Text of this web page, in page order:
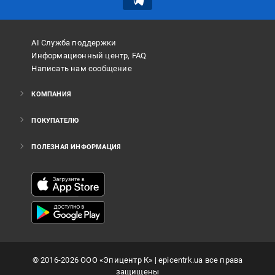
AI Служба поддержки
Информационный центр, FAQ
Написать нам сообщение
КОМПАНИЯ
ПОКУПАТЕЛЮ
ПОЛЕЗНАЯ ИНФОРМАЦИЯ
©2016-2026ООО «Эпицентр К» | epicentrk.ua все права
защищены